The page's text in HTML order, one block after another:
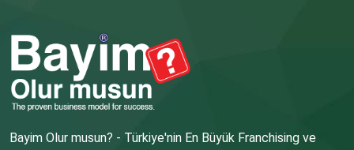
Bayim Olur musun? - Türkiye'nin En Büyük Franchising ve